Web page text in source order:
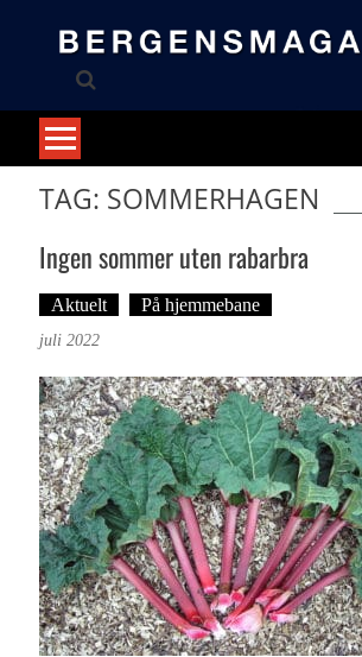
TAG: SOMMERHAGEN
Ingen sommer uten rabarbra
Aktuelt På hjemmebane
juli 2022